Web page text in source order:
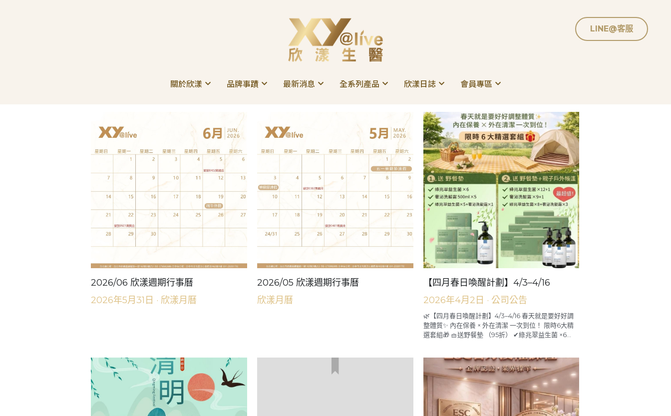
關於欣漾 品牌事蹟 最新消息 全系列產品 欣漾日誌 會員專區
LINE@客服
關於欣漾 品牌事蹟 最新消息 全系列產品 欣漾日誌 會員專區
LINE@客服
魅力煥顏 活力充沛 愛用分享
【四月春日喚醒計劃】4/3–4/16
2026年4月2日 · 公司公告
🌿【四月春日喚醒計劃】4/3–4/16 春天就是要好好調
整體質✨ 內在保養 × 外在清潔 一次到位！ 限時6大精
選套組🎁 🧺送野餐墊 （95折） ✔綠兆翠益生菌 ×6...